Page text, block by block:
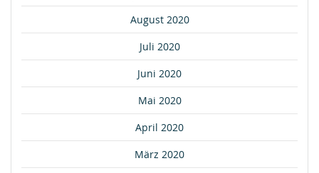
August 2020
Juli 2020
Juni 2020
Mai 2020
April 2020
März 2020